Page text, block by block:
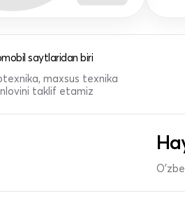
saytlaridan biri
maxsus texnika
taklif etamiz